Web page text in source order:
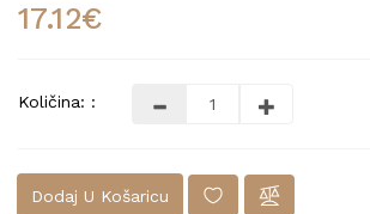
17.12€
Količina: :
Dodaj U Košaricu